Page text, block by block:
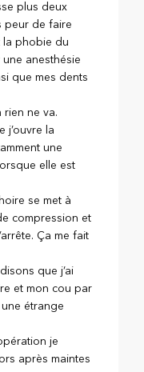
plus deux
peur de faire
la phobie du
une anesthésie
que mes dents
rien ne va.
j’ouvre la
une
elle est
se met à
compression et
Ça me fait
que j’ai
et mon cou par
étrange
je
après maintes